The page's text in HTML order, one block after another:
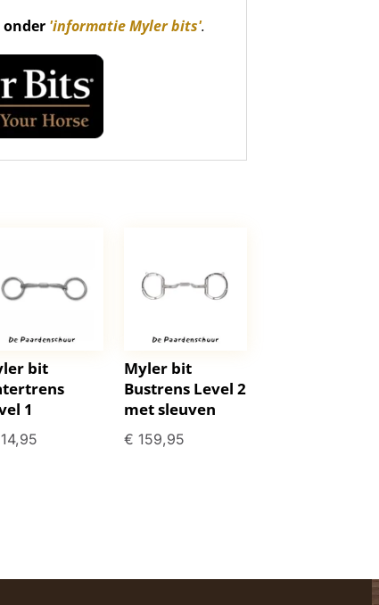
'informatie Myler bits'.
bit
1
Myler bit
Bustrens Level 2
met sleuven
€ 159,95